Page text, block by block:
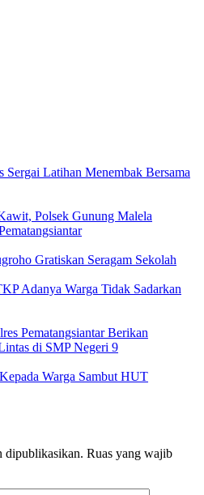
Sergai Latihan Menembak Bersama
Polsek Gunung Malela
Gratiskan Seragam Sekolah
Adanya Warga Tidak Sadarkan
Pematangsiantar Berikan
di SMP Negeri 9
Warga Sambut HUT
dipublikasikan. Ruas yang wajib